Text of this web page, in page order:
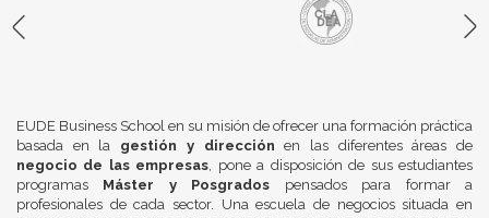
EUDE Business School en su misión de ofrecer una formación práctica
basada en la gestión y dirección en las diferentes áreas de
negocio de las empresas, pone a disposición de sus estudiantes
programas Máster y Posgrados pensados para formar a
profesionales de cada sector. Una escuela de negocios situada en